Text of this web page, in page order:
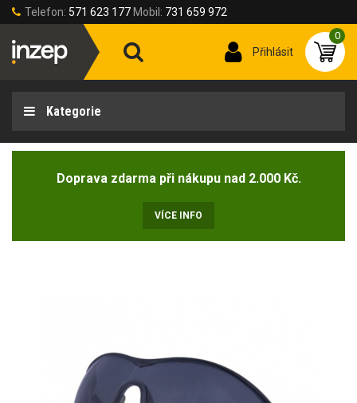
Telefon: 571 623 177 Mobil: 731 659 972
Přihlásit
0
Kategorie
Doprava zdarma při nákupu nad 2.000 Kč.
VÍCE INFO